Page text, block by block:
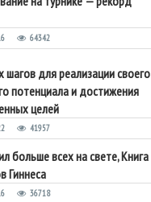
64342
шагов для реализации своего
потенциала и достижения
целей
41957
больше всех на свете, Книга
Гиннеса
36718